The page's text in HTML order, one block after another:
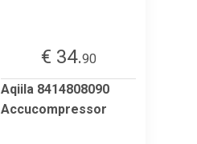
€ 34.90
Aqiila 8414808090
Accucompressor